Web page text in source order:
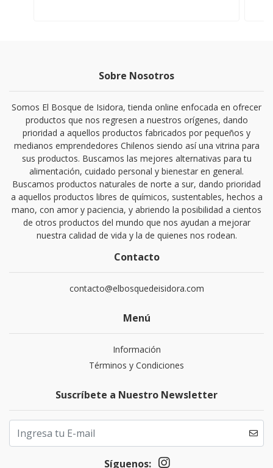
Sobre Nosotros
Somos El Bosque de Isidora, tienda online enfocada en ofrecer
productos que nos regresen a nuestros orígenes, dando
prioridad a aquellos productos fabricados por pequeños y
medianos emprendedores Chilenos siendo así una vitrina para
sus productos. Buscamos las mejores alternativas para tu
alimentación, cuidado personal y bienestar en general.
Buscamos productos naturales de norte a sur, dando prioridad
a aquellos productos libres de químicos, sustentables, hechos a
mano, con amor y paciencia, y abriendo la posibilidad a cientos
de otros productos del mundo que nos ayudan a mejorar
nuestra calidad de vida y la de quienes nos rodean.
Contacto
contacto@elbosquedeisidora.com
Menú
Información
Términos y Condiciones
Suscríbete a Nuestro Newsletter
Síguenos: